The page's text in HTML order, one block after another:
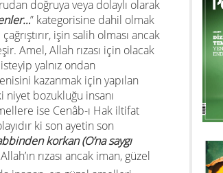
doğruya veya dolaylı olarak
” kategorisine dahil olmak
işin salih olması ancak
Amel, Allah rızası için olacak
yalnız ondan
kazanmak için yapılan
bozukluğu insanı
ise Cenâb-ı Hak iltifat
ki son ayetin son
korkan (O’na saygı
rızası ancak iman, güzel